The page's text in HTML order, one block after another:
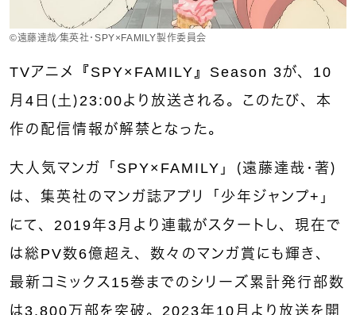
©︎遠藤達哉／集英社・SPY×FAMILY製作委員会
TVアニメ『SPY×FAMILY』Season 3が、10
月4日（土）23:00より放送される。このたび、本
作の配信情報が解禁となった。
大人気マンガ「SPY×FAMILY」（遠藤達哉・著）
は、集英社のマンガ誌アプリ「少年ジャンプ+」
にて、2019年3月より連載がスタートし、現在で
は総PV数6億超え、数々のマンガ賞にも輝き、
最新コミックス15巻までのシリーズ累計発行部数
は3,800万部を突破。2023年10月より放送を開